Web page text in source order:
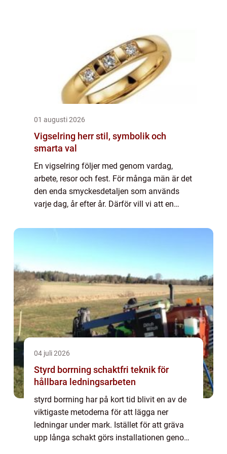
01 augusti 2026
Vigselring herr stil, symbolik och
smarta val
En vigselring följer med genom vardag,
arbete, resor och fest. För många män är det
den enda smyckesdetaljen som används
varje dag, år efter år. Därför vill vi att en
och hålla för ett aktivt liv. Här går vi ...
04 juli 2026
Styrd borrning schaktfri teknik för
hållbara ledningsarbeten
styrd borrning har på kort tid blivit en av de
viktigaste metoderna för att lägga ner
ledningar under mark. Istället för att gräva
upp långa schakt görs installationen genom